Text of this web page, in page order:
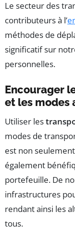
Le secteur des
contributeurs à l’
méthodes de
significatif sur
personnelles.
Encourager
et les modes
Utiliser les
modes de
est non
également
portefeuille. De
infrastructures
rendant ainsi les
tous.